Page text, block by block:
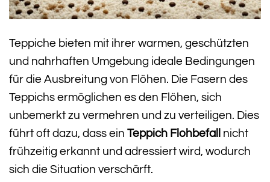
Teppiche bieten mit ihrer warmen, geschützten
und nahrhaften Umgebung ideale Bedingungen
für die Ausbreitung von Flöhen. Die Fasern des
Teppichs ermöglichen es den Flöhen, sich
unbemerkt zu vermehren und zu verteiligen. Dies
führt oft dazu, dass ein Teppich Flohbefall
nicht
frühzeitig erkannt und adressiert wird, wodurch
sich die Situation verschärft.